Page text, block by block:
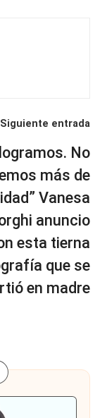
Siguiente entrada
No
más de
Vanesa
anuncio
esta tierna
que se
en madre